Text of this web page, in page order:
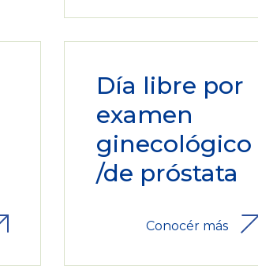
Día libre por
examen
ginecológico
/de próstata
Conocér más